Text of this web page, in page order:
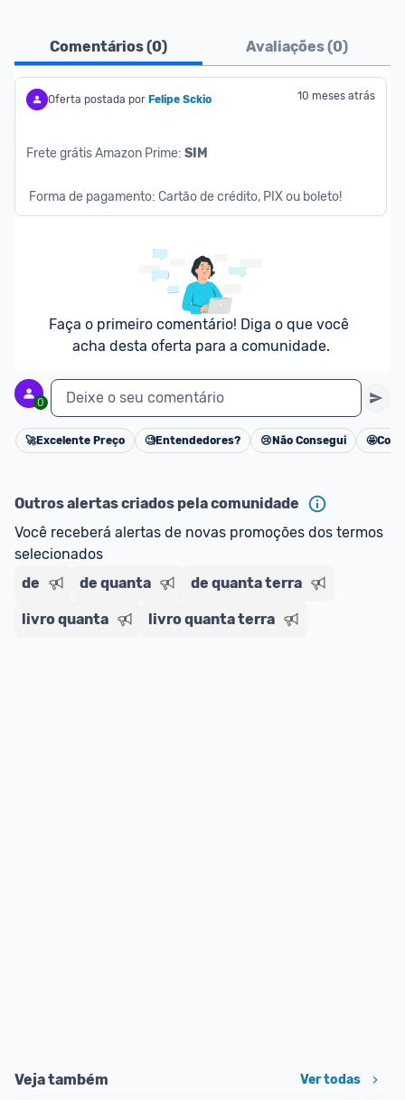
Comentários (0) Avaliações (0)
Oferta postada por Felipe Sckio 10 meses atrás
Frete grátis Amazon Prime: SIM
Forma de pagamento: Cartão de crédito, PIX ou boleto!
Faça o primeiro comentário! Diga o que você
acha desta oferta para a comunidade.
0 Deixe o seu comentário
Cancelar
🚀Excelente Preço 🧐Entendedores? 😢 Não Consegui 🤩
Outros alertas criados pela comunidade
Você receberá alertas de novas promoções dos termos
selecionados
de
de quanta de quanta terra
livro quanta livro quanta terra
Veja também Ver todas